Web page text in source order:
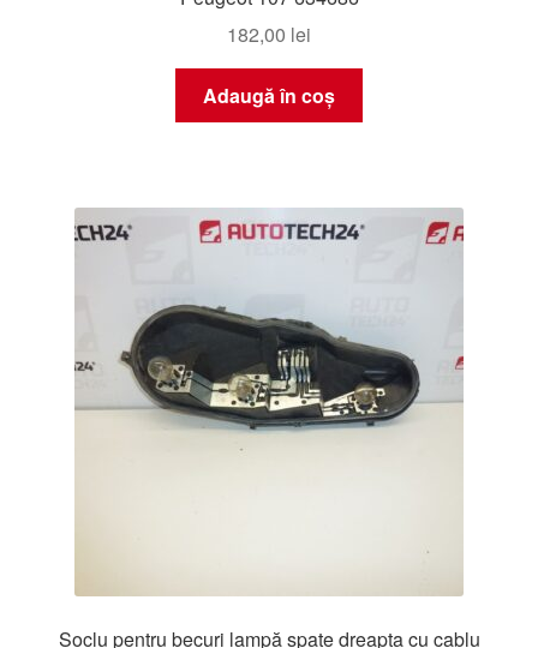
182,00 lei
Adaugă în coș
Soclu pentru becuri lampă spate dreapta cu cablu